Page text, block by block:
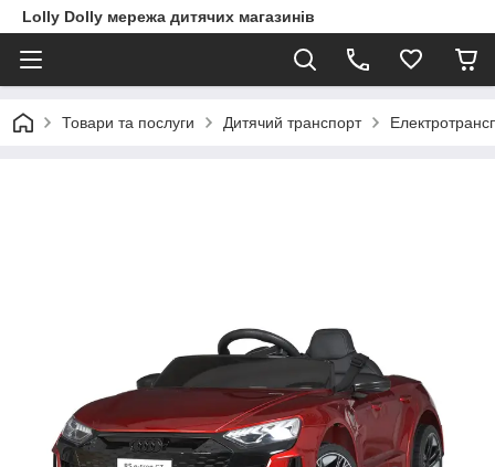
Lolly Dolly мережа дитячих магазинів
Товари та послуги Дитячий транспорт